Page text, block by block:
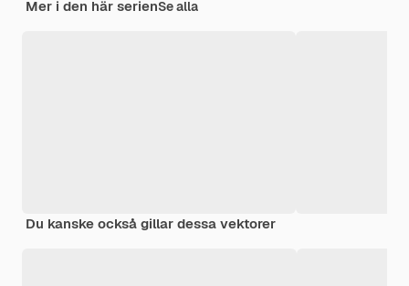
Mer i den här serienSe alla
Du kanske också gillar dessa vektorer